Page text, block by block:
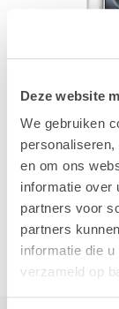
Deze website
We gebruiken
en om ons
informatie over
partners voor
partners
informatie die
verzameld op